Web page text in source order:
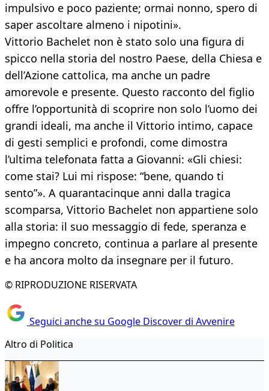
impulsivo e poco paziente; ormai nonno, spero di
saper ascoltare almeno i nipotini».
Vittorio Bachelet non è stato solo una figura di
spicco nella storia del nostro Paese, della Chiesa e
dell’Azione cattolica, ma anche un padre
amorevole e presente. Questo racconto del figlio
offre l’opportunità di scoprire non solo l’uomo dei
grandi ideali, ma anche il Vittorio intimo, capace
di gesti semplici e profondi, come dimostra
l’ultima telefonata fatta a Giovanni: «Gli chiesi:
come stai? Lui mi rispose: “bene, quando ti
sento”». A quarantacinque anni dalla tragica
scomparsa, Vittorio Bachelet non appartiene solo
alla storia: il suo messaggio di fede, speranza e
impegno concreto, continua a parlare al presente
e ha ancora molto da insegnare per il futuro.
© RIPRODUZIONE RISERVATA
Seguici anche su Google Discover di Avvenire
Altro di Politica